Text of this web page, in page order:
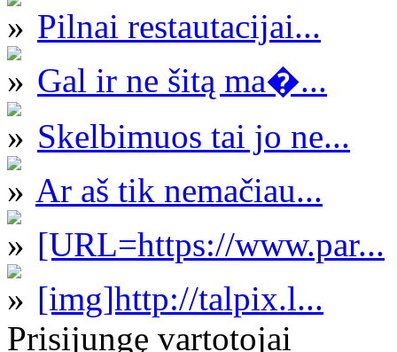
Pilnai restautacijai...
Gal ir ne šitą ma�...
Skelbimuos tai jo ne...
Ar aš tik nemačiau...
[URL=https://www.par...
[img]http://talpix.l...
Prisijungę vartotojai